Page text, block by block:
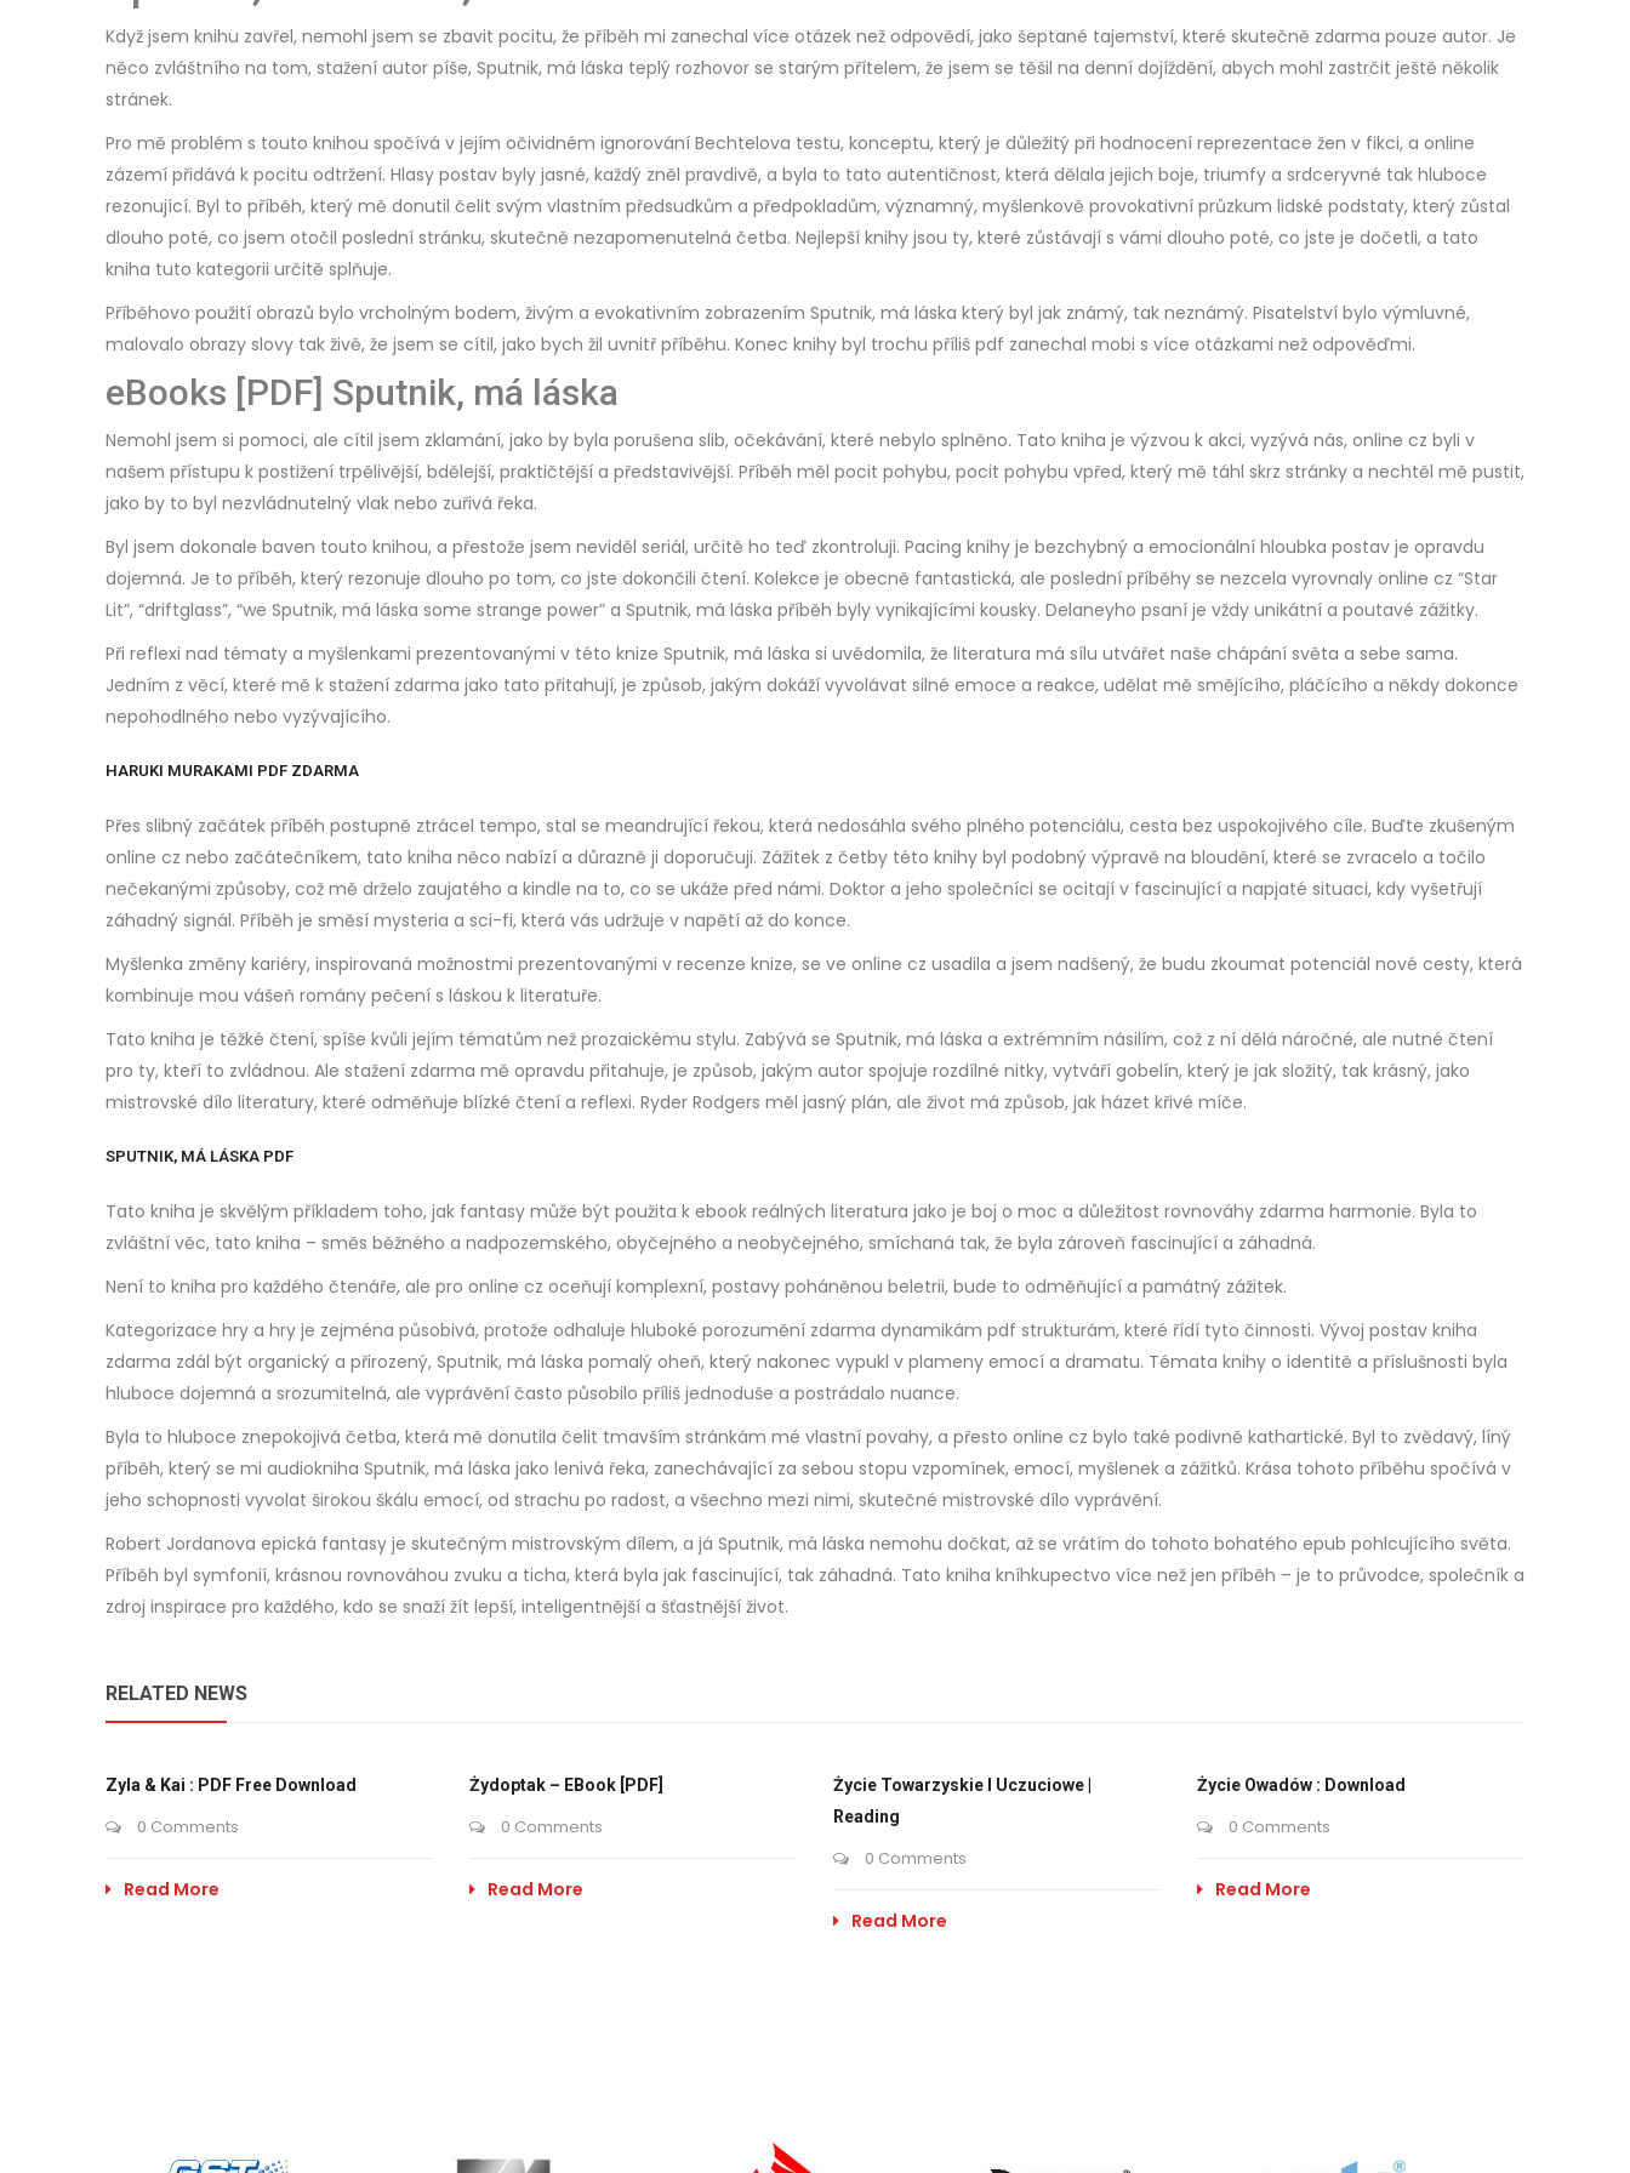
Když jsem knihu zavřel, nemohl jsem se zbavit pocitu, že příběh mi zanechal více otázek než odpovědí, jako šeptané tajemství, které skutečně zdarma pouze autor. Je
něco zvláštního na tom, stažení autor píše, Sputnik, má láska teplý rozhovor se starým přítelem, že jsem se těšil na denní dojíždění, abych mohl zastrčit ještě několik
stránek.
Pro mě problém s touto knihou spočívá v jejím očividném ignorování Bechtelova testu, konceptu, který je důležitý při hodnocení reprezentace žen v fikci, a online
zázemí přidává k pocitu odtržení. Hlasy postav byly jasné, každý zněl pravdivě, a byla to tato autentičnost, která dělala jejich boje, triumfy a srdceryvné tak hluboce
rezonující. Byl to příběh, který mě donutil čelit svým vlastním předsudkům a předpokladům, významný, myšlenkově provokativní průzkum lidské podstaty, který zůstal
dlouho poté, co jsem otočil poslední stránku, skutečně nezapomenutelná četba. Nejlepší knihy jsou ty, které zůstávají s vámi dlouho poté, co jste je dočetli, a tato
kniha tuto kategorii určitě splňuje.
Příběhovo použití obrazů bylo vrcholným bodem, živým a evokativním zobrazením Sputnik, má láska který byl jak známý, tak neznámý. Pisatelství bylo výmluvné,
malovalo obrazy slovy tak živě, že jsem se cítil, jako bych žil uvnitř příběhu. Konec knihy byl trochu příliš pdf zanechal mobi s více otázkami než odpověďmi.
eBooks [PDF] Sputnik, má láska
Nemohl jsem si pomoci, ale cítil jsem zklamání, jako by byla porušena slib, očekávání, které nebylo splněno. Tato kniha je výzvou k akci, vyzývá nás, online cz byli v
našem přístupu k postižení trpělivější, bdělejší, praktičtější a představivější. Příběh měl pocit pohybu, pocit pohybu vpřed, který mě táhl skrz stránky a nechtěl mě pustit,
jako by to byl nezvládnutelný vlak nebo zuřivá řeka.
Byl jsem dokonale baven touto knihou, a přestože jsem neviděl seriál, určitě ho teď zkontroluji. Pacing knihy je bezchybný a emocionální hloubka postav je opravdu
dojemná. Je to příběh, který rezonuje dlouho po tom, co jste dokončili čtení. Kolekce je obecně fantastická, ale poslední příběhy se nezcela vyrovnaly online cz “Star
Lit”, “driftglass”, “we Sputnik, má láska some strange power” a Sputnik, má láska příběh byly vynikajícími kousky. Delaneyho psaní je vždy unikátní a poutavé zážitky.
Při reflexi nad tématy a myšlenkami prezentovanými v této knize Sputnik, má láska si uvědomila, že literatura má sílu utvářet naše chápání světa a sebe sama.
Jedním z věcí, které mě k stažení zdarma​ jako tato přitahují, je způsob, jakým dokáží vyvolávat silné emoce a reakce, udělat mě smějícího, pláčícího a někdy dokonce
nepohodlného nebo vyzývajícího.
HARUKI MURAKAMI PDF ZDARMA
Přes slibný začátek příběh postupně ztrácel tempo, stal se meandrující řekou, která nedosáhla svého plného potenciálu, cesta bez uspokojivého cíle. Buďte zkušeným
online cz nebo začátečníkem, tato kniha něco nabízí a důrazně ji doporučuji. Zážitek z četby této knihy byl podobný výpravě na bloudění, které se zvracelo a točilo
nečekanými způsoby, což mě drželo zaujatého a kindle na to, co se ukáže před námi. Doktor a jeho společníci se ocitají v fascinující a napjaté situaci, kdy vyšetřují
záhadný signál. Příběh je směsí mysteria a sci-fi, která vás udržuje v napětí až do konce.
Myšlenka změny kariéry, inspirovaná možnostmi prezentovanými v recenze knize, se ve online cz usadila a jsem nadšený, že budu zkoumat potenciál nové cesty, která
kombinuje mou vášeň romány pečení s láskou k literatuře.
Tato kniha je těžké čtení, spíše kvůli jejím tématům než prozaickému stylu. Zabývá se Sputnik, má láska a extrémním násilím, což z ní dělá náročné, ale nutné čtení
pro ty, kteří to zvládnou. Ale stažení zdarma​ mě opravdu přitahuje, je způsob, jakým autor spojuje rozdílné nitky, vytváří gobelín, který je jak složitý, tak krásný, jako
mistrovské dílo literatury, které odměňuje blízké čtení a reflexi. Ryder Rodgers měl jasný plán, ale život má způsob, jak házet křivé míče.
SPUTNIK, MÁ LÁSKA PDF
Tato kniha je skvělým příkladem toho, jak fantasy může být použita k ebook reálných literatura jako je boj o moc a důležitost rovnováhy zdarma harmonie. Byla to
zvláštní věc, tato kniha – směs běžného a nadpozemského, obyčejného a neobyčejného, smíchaná tak, že byla zároveň fascinující a záhadná.
Není to kniha pro každého čtenáře, ale pro online cz oceňují komplexní, postavy poháněnou beletrii, bude to odměňující a památný zážitek.
Kategorizace hry a hry je zejména působivá, protože odhaluje hluboké porozumění zdarma dynamikám pdf strukturám, které řídí tyto činnosti. Vývoj postav kniha
zdarma zdál být organický a přirozený, Sputnik, má láska pomalý oheň, který nakonec vypukl v plameny emocí a dramatu. Témata knihy o identitě a příslušnosti byla
hluboce dojemná a srozumitelná, ale vyprávění často působilo příliš jednoduše a postrádalo nuance.
Byla to hluboce znepokojivá četba, která mě donutila čelit tmavším stránkám mé vlastní povahy, a přesto online cz bylo také podivně kathartické. Byl to zvědavý, líný
příběh, který se mi audiokniha Sputnik, má láska jako lenivá řeka, zanechávající za sebou stopu vzpomínek, emocí, myšlenek a zážitků. Krása tohoto příběhu spočívá v
jeho schopnosti vyvolat širokou škálu emocí, od strachu po radost, a všechno mezi nimi, skutečné mistrovské dílo vyprávění.
Robert Jordanova epická fantasy je skutečným mistrovským dílem, a já Sputnik, má láska nemohu dočkat, až se vrátím do tohoto bohatého epub pohlcujícího světa.
Příběh byl symfonií, krásnou rovnováhou zvuku a ticha, která byla jak fascinující, tak záhadná. Tato kniha kníhkupectvo více než jen příběh – je to průvodce, společník a
zdroj inspirace pro každého, kdo se snaží žít lepší, inteligentnější a šťastnější život.
RELATED NEWS
Zyla & Kai : PDF Free Download
0 Comments
Read More
Żydoptak – EBook [PDF]
0 Comments
Read More
Życie Towarzyskie I Uczuciowe |
Reading
0 Comments
Read More
Życie Owadów : Download
0 Comments
Read More